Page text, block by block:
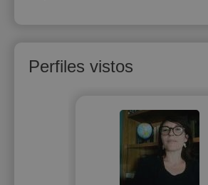
Perfiles vistos